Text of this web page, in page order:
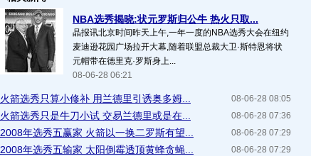
NBA选秀揭晓:状元罗斯归公牛 热火只取...
晶报讯北京时间昨天上午,一年一度的NBA选秀大会在纽约
麦迪逊花园广场拉开大幕,随着联盟总裁大卫·斯特恩将状
元帽带在德里克·罗斯身上...
08-06-28 06:21
08-06-28 08:05
火箭选秀只算小修补 用兰德里引诱奥多姆...
08-06-28 07:36
火箭选秀只是牛刀小试 交易兰德里或是在...
08-06-28 07:29
2008年选秀五赢家 火箭以一换二罗斯有望...
08-06-28 07:29
2008年选秀五输家 太阳倒霉透顶黄蜂贪蝇...